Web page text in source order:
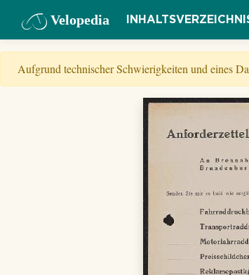
Velopedia
Aufgrund technischer Schwierigkeiten und eines